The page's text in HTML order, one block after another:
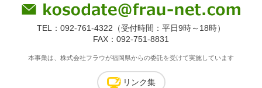
TEL：092-761-4322（受付時間：平日9時～18時）
FAX：092-751-8831
本事業は、株式会社フラウが福岡県からの委託を受けて実施しています
リンク集